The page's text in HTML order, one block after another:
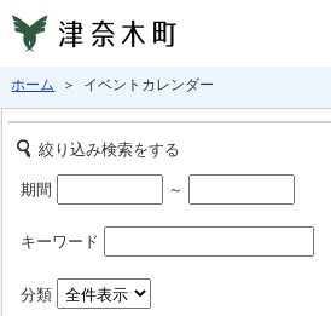
ホーム ＞ イベントカレンダー
絞り込み検索をする
期間 ～
キーワード
分類